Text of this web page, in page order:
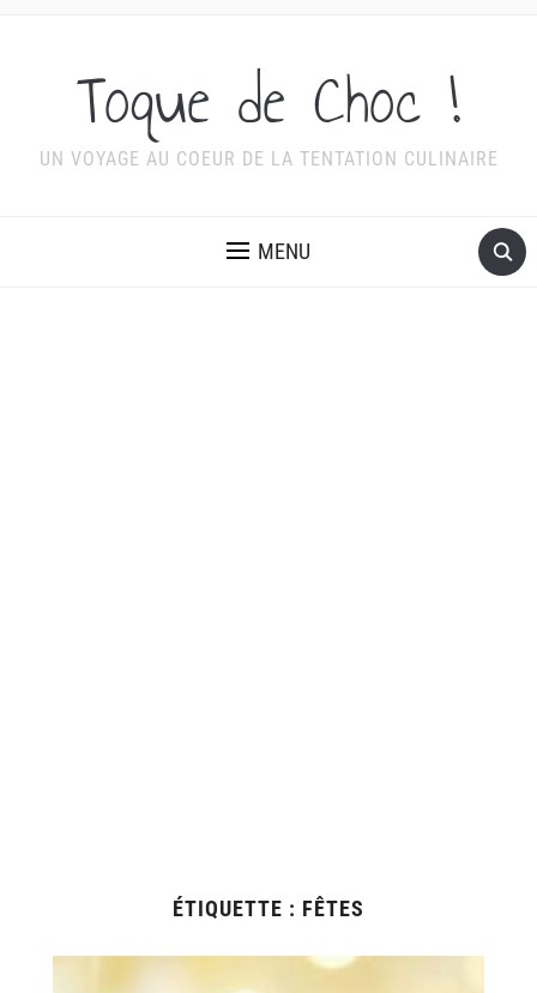
Toque de Choc !
UN VOYAGE AU COEUR DE LA TENTATION CULINAIRE
MENU
ÉTIQUETTE : FÊTES